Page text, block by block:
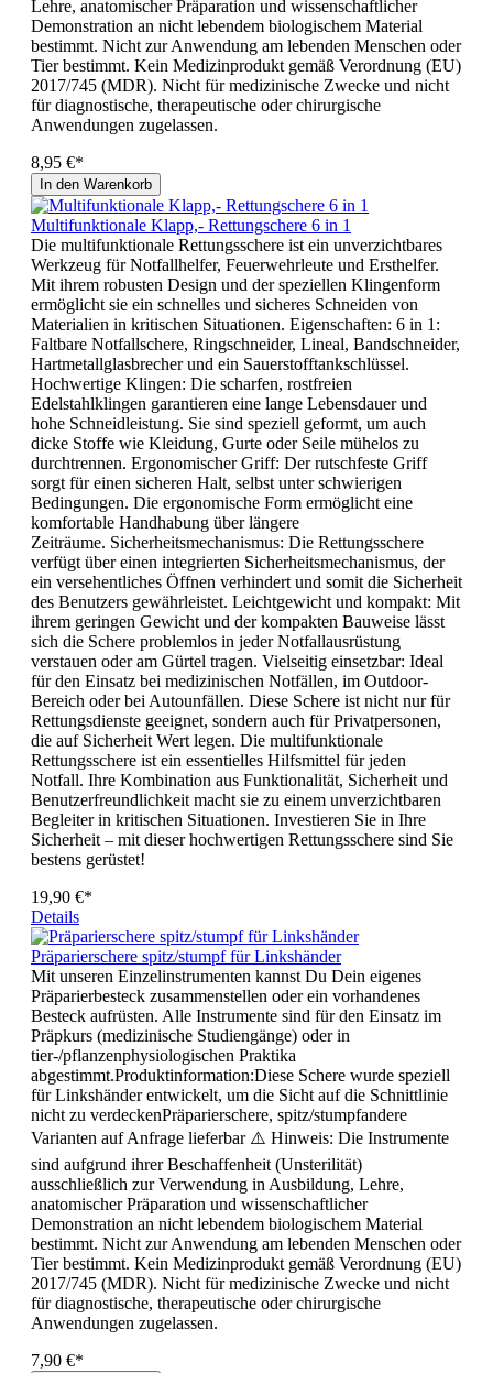
Lehre, anatomischer Präparation und wissenschaftlicher
Demonstration an nicht lebendem biologischem Material
bestimmt. Nicht zur Anwendung am lebenden Menschen oder
Tier bestimmt. Kein Medizinprodukt gemäß Verordnung (EU)
2017/745 (MDR). Nicht für medizinische Zwecke und nicht
für diagnostische, therapeutische oder chirurgische
Anwendungen zugelassen.
8,95 €*
In den Warenkorb
Multifunktionale Klapp,- Rettungschere 6 in 1
Die multifunktionale Rettungsschere ist ein unverzichtbares
Werkzeug für Notfallhelfer, Feuerwehrleute und Ersthelfer.
Mit ihrem robusten Design und der speziellen Klingenform
ermöglicht sie ein schnelles und sicheres Schneiden von
Materialien in kritischen Situationen. Eigenschaften: 6 in 1:
Faltbare Notfallschere, Ringschneider, Lineal, Bandschneider,
Hartmetallglasbrecher und ein Sauerstofftankschlüssel.
Hochwertige Klingen: Die scharfen, rostfreien
Edelstahlklingen garantieren eine lange Lebensdauer und
hohe Schneidleistung. Sie sind speziell geformt, um auch
dicke Stoffe wie Kleidung, Gurte oder Seile mühelos zu
durchtrennen. Ergonomischer Griff: Der rutschfeste Griff
sorgt für einen sicheren Halt, selbst unter schwierigen
Bedingungen. Die ergonomische Form ermöglicht eine
komfortable Handhabung über längere
Zeiträume. Sicherheitsmechanismus: Die Rettungsschere
verfügt über einen integrierten Sicherheitsmechanismus, der
ein versehentliches Öffnen verhindert und somit die Sicherheit
des Benutzers gewährleistet. Leichtgewicht und kompakt: Mit
ihrem geringen Gewicht und der kompakten Bauweise lässt
sich die Schere problemlos in jeder Notfallausrüstung
verstauen oder am Gürtel tragen. Vielseitig einsetzbar: Ideal
für den Einsatz bei medizinischen Notfällen, im Outdoor-
Bereich oder bei Autounfällen. Diese Schere ist nicht nur für
Rettungsdienste geeignet, sondern auch für Privatpersonen,
die auf Sicherheit Wert legen. Die multifunktionale
Rettungsschere ist ein essentielles Hilfsmittel für jeden
Notfall. Ihre Kombination aus Funktionalität, Sicherheit und
Benutzerfreundlichkeit macht sie zu einem unverzichtbaren
Begleiter in kritischen Situationen. Investieren Sie in Ihre
Sicherheit – mit dieser hochwertigen Rettungsschere sind Sie
bestens gerüstet!
19,90 €*
Details
Präparierschere spitz/stumpf für Linkshänder
Mit unseren Einzelinstrumenten kannst Du Dein eigenes
Präparierbesteck zusammenstellen oder ein vorhandenes
Besteck aufrüsten. Alle Instrumente sind für den Einsatz im
Präpkurs (medizinische Studiengänge) oder in
tier-/pflanzenphysiologischen Praktika
abgestimmt.Produktinformation:Diese Schere wurde speziell
für Linkshänder entwickelt, um die Sicht auf die Schnittlinie
nicht zu verdeckenPräparierschere, spitz/stumpfandere
Varianten auf Anfrage lieferbar ⚠️ Hinweis: Die Instrumente
sind aufgrund ihrer Beschaffenheit (Unsterilität)
ausschließlich zur Verwendung in Ausbildung, Lehre,
anatomischer Präparation und wissenschaftlicher
Demonstration an nicht lebendem biologischem Material
bestimmt. Nicht zur Anwendung am lebenden Menschen oder
Tier bestimmt. Kein Medizinprodukt gemäß Verordnung (EU)
2017/745 (MDR). Nicht für medizinische Zwecke und nicht
für diagnostische, therapeutische oder chirurgische
Anwendungen zugelassen.
7,90 €*